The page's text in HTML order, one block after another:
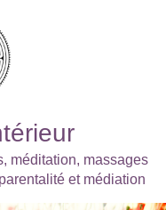
méditation, massages
et médiation